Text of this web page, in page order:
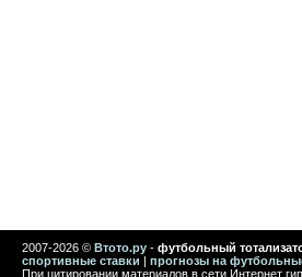
2007-2026 © Втото.ру - футбольный
спортивные ставки | прогнозы на
При цитировании материалов в сети Интернет